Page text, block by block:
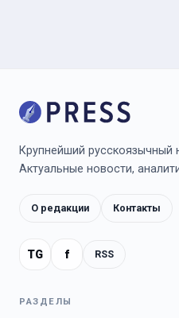
Крупнейший русскоязычный
Актуальные новости,
О редакции Контакты
TG f RSS
РАЗДЕЛЫ